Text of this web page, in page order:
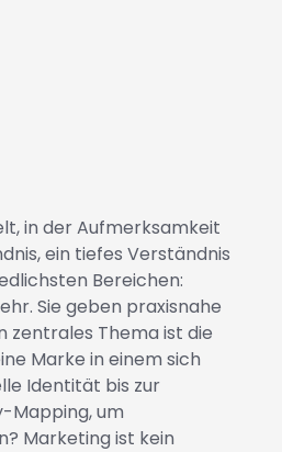
in der Aufmerksamkeit
ein tiefes Verständnis
Bereichen:
Sie geben praxisnahe
zentrales Thema ist die
Marke in einem sich
Identität bis zur
Mapping, um
Marketing ist kein